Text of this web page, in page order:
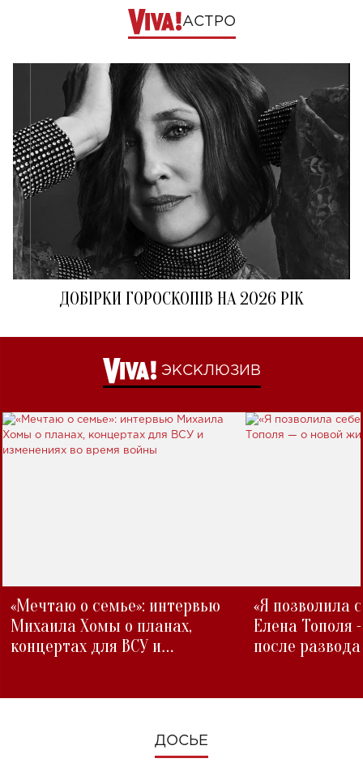
АСТРО
ДОБІРКИ ГОРОСКОПІВ НА 2026 РІК
ЭКСКЛЮЗИВ
«Мечтаю о семье»: интервью
Михаила Хомы о планах,
концертах для ВСУ и
«Я позволила
Елена Тополя
после развода
ДОСЬЕ